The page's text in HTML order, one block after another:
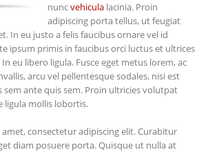
nuncvehicula lacinia. Proin
adipiscing porta tellus, ut feugiat
In eu justo a felis faucibus ornare vel id
ipsum primis in faucibus orci luctus et ultrices
eu libero ligula. Fusce eget metus lorem, ac
arcu vel pellentesque sodales, nisi est
sem ante quis sem. Proin ultricies volutpat
ligula mollis lobortis.
consectetur adipiscing elit. Curabitur
diam posuere porta. Quisque ut nulla at